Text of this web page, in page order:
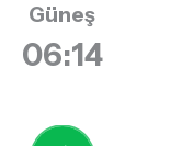
Güneş
06:14